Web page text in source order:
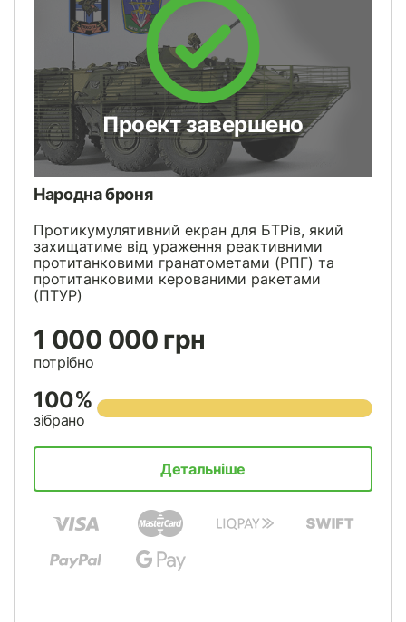
Проект завершено
Народна броня
Протикумулятивний екран для БТРів, який
захищатиме від ураження реактивними
протитанковими гранатометами (РПГ) та
протитанковими керованими ракетами
(ПТУР)
1 000 000 грн
потрібно
100%
зібрано
Детальніше